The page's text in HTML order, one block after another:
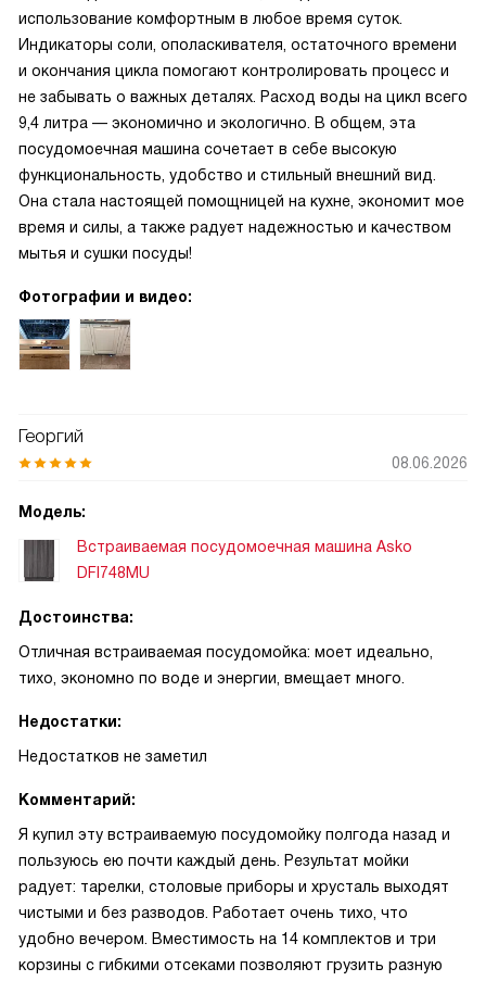
использование комфортным в любое время суток.
Индикаторы соли, ополаскивателя, остаточного времени
и окончания цикла помогают контролировать процесс и
не забывать о важных деталях. Расход воды на цикл всего
9,4 литра — экономично и экологично. В общем, эта
посудомоечная машина сочетает в себе высокую
функциональность, удобство и стильный внешний вид.
Она стала настоящей помощницей на кухне, экономит мое
время и силы, а также радует надежностью и качеством
мытья и сушки посуды!
Фотографии и видео:
Георгий
08.06.2026
Модель:
Встраиваемая посудомоечная машина Asko
DFI748MU
Достоинства:
Отличная встраиваемая посудомойка: моет идеально,
тихо, экономно по воде и энергии, вмещает много.
Недостатки:
Недостатков не заметил
Комментарий:
Я купил эту встраиваемую посудомойку полгода назад и
пользуюсь ею почти каждый день. Результат мойки
радует: тарелки, столовые приборы и хрусталь выходят
чистыми и без разводов. Работает очень тихо, что
удобно вечером. Вместимость на 14 комплектов и три
корзины с гибкими отсеками позволяют грузить разную